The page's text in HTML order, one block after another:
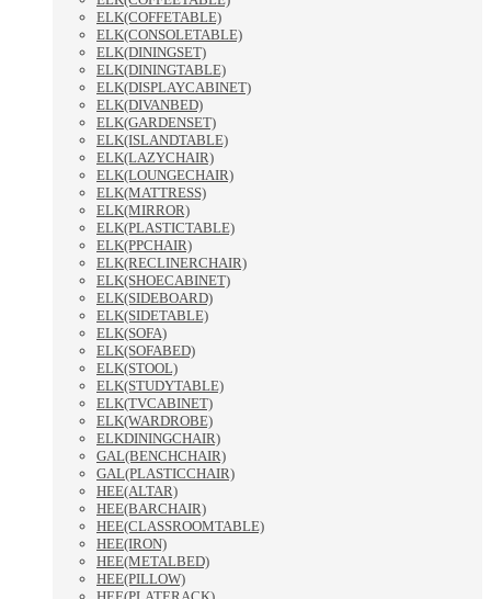
ELK(COFFETABLE)
ELK(CONSOLETABLE)
ELK(DININGSET)
ELK(DININGTABLE)
ELK(DISPLAYCABINET)
ELK(DIVANBED)
ELK(GARDENSET)
ELK(ISLANDTABLE)
ELK(LAZYCHAIR)
ELK(LOUNGECHAIR)
ELK(MATTRESS)
ELK(MIRROR)
ELK(PLASTICTABLE)
ELK(PPCHAIR)
ELK(RECLINERCHAIR)
ELK(SHOECABINET)
ELK(SIDEBOARD)
ELK(SIDETABLE)
ELK(SOFA)
ELK(SOFABED)
ELK(STOOL)
ELK(STUDYTABLE)
ELK(TVCABINET)
ELK(WARDROBE)
ELKDININGCHAIR)
GAL(BENCHCHAIR)
GAL(PLASTICCHAIR)
HEE(ALTAR)
HEE(BARCHAIR)
HEE(CLASSROOMTABLE)
HEE(IRON)
HEE(METALBED)
HEE(PILLOW)